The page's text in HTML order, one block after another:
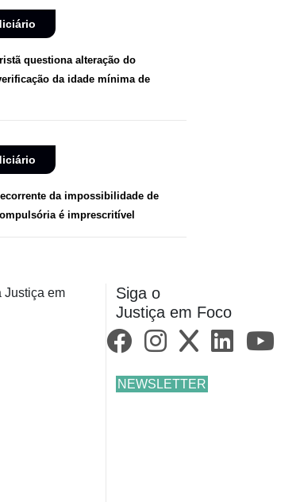
questiona alteração do
da idade mínima de
da impossibilidade de
é imprescritível
Siga o
Justiça em Foco
NEWSLETTER